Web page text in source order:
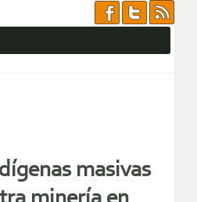
masivas